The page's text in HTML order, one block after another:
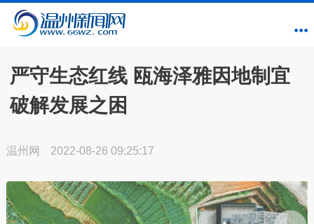
严守生态红线 瓯海泽雅因地制宜
破解发展之困
温州网 2022-08-26 09:25:17